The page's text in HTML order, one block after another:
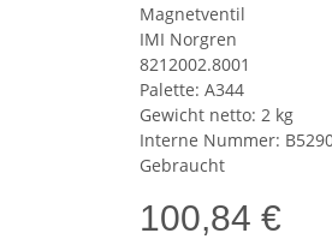
Magnetventil
IMI Norgren
8212002.8001
Palette: A344
Gewicht netto: 2 kg
Interne Nummer:
Gebraucht
100,84 €